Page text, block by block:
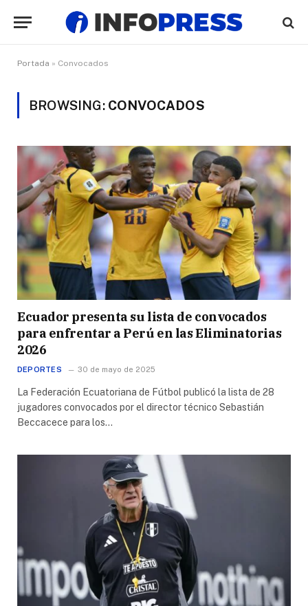
Portada » Convocados
BROWSING: CONVOCADOS
Ecuador presenta su lista de convocados
para enfrentar a Perú en las Eliminatorias
2026
DEPORTES 30 de mayo de 2025
La Federación Ecuatoriana de Fútbol publicó la lista de 28
jugadores convocados por el director técnico Sebastián
Beccacece para los…